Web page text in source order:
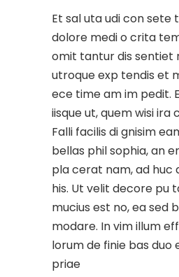
Et sal uta udi con sete
dolore medi o crita
omit tantur dis sentiet
utroque exp tendis et
ece time am im pedit.
iisque ut, quem wisi ira
Falli facilis di gnisim
bellas phil sophia, an
pla cerat nam, ad huc
his. Ut velit decore pu
mucius est no, ea sed
modare. In vim illum
lorum de finie bas duo
priae